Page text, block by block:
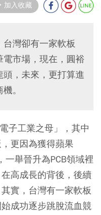
加入收藏
灣卻有一家軟板
市場，現在，圓裕
，未來，更打算進
。
子工業之母」，其中
更因為獲得蘋果
一舉晉升為PCB領域裡
高成長的背後，後續
實，台灣有一家軟板
成功逐步跳脫流血競